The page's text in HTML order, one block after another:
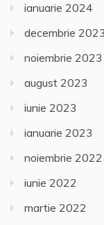
ianuarie 2024
decembrie 2023
noiembrie 2023
august 2023
iunie 2023
ianuarie 2023
noiembrie 2022
iunie 2022
martie 2022